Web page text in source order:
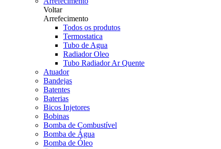
Voltar
Arrefecimento
Todos os produtos
Termostatica
Tubo de Agua
Radiador Oleo
Tubo Radiador Ar Quente
Atuador
Bandejas
Batentes
Baterias
Bicos Injetores
Bobinas
Bomba de Combustível
Bomba de Água
Bomba de Óleo